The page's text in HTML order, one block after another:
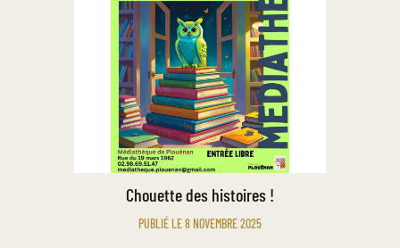
Chouette des histoires !
PUBLIÉ LE 8 NOVEMBRE 2025